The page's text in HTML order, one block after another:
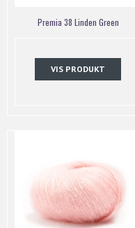
Premia 38 Linden Green
VIS PRODUKT